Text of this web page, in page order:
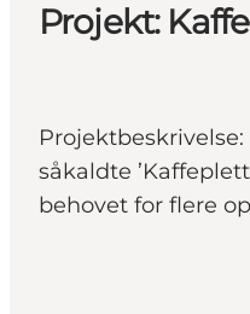
Projekt:
såkaldte
behovet for flere